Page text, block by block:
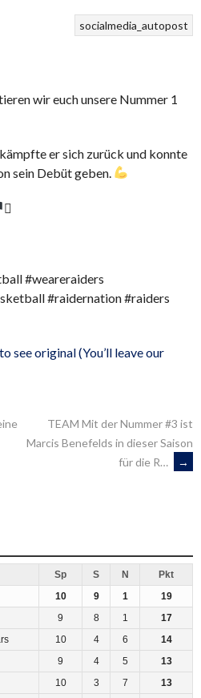
socialmedia_autopost
wir euch unsere Nummer 1
er sich zurück und konnte
sein Debüt geben.
‍☠
#weareraiders
#raidernation #raiders
see original (You’ll leave our
TEAM Mit der Nummer #3 ist
Marcis Benefelds in dieser Saison
für die ‍R…
→
Sp S N
Pkt
10 9 1
19
9 8 1
17
10 4 6
14
9 4 5
13
10 3 7 13